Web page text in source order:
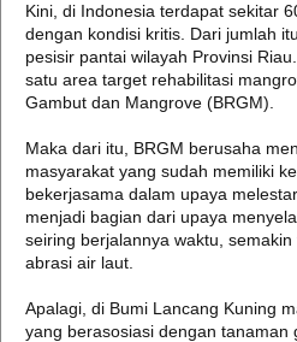
Kini, di Indonesia terdapat sekitar
dengan kondisi kritis. Dari jumlah
pesisir pantai wilayah Provinsi
satu area target rehabilitasi
Gambut dan Mangrove (BRGM).
Maka dari itu, BRGM berusaha
masyarakat yang sudah memiliki
bekerjasama dalam upaya
menjadi bagian dari upaya
seiring berjalannya waktu,
abrasi air laut.
Apalagi, di Bumi Lancang Kuning
yang berasosiasi dengan tanaman